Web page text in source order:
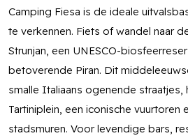
Camping Fiesa is de ideale
te verkennen. Fiets of wandel naar
Strunjan, een UNESCO-
betoverende Piran. Dit
smalle Italiaans ogenende straatjes,
Tartiniplein, een iconische vuurtoren
stadsmuren. Voor levendige bars,